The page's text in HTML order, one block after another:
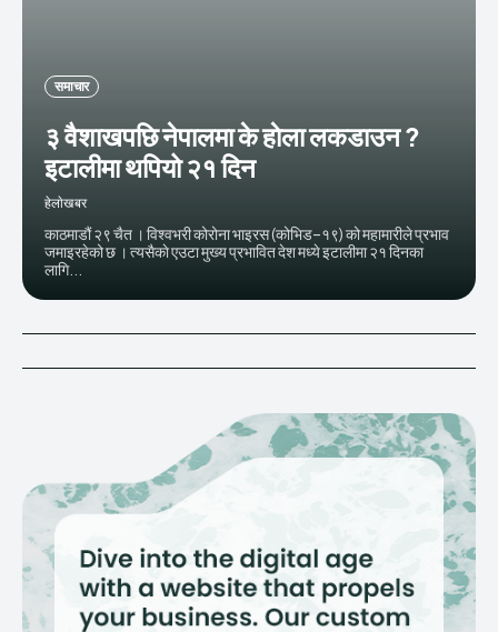
समाचार
३ वैशाखपछि नेपालमा के हाेला लकडाउन ?
इटालीमा थपियो २१ दिन
हेलाेखबर
काठमाडौं २९ चैत । विश्वभरी कोरोना भाइरस (कोभिड–१९) को महामारीले प्रभाव
जमाइरहेको छ । त्यसैकाे एउटा मुख्य प्रभावित देश मध्ये इटालीमा २१ दिनका
लागि...